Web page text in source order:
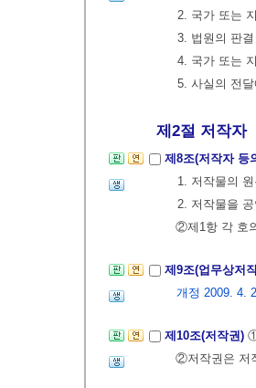
2. 국가 또는
3. 법원의 판
4. 국가 또는
5. 사실의 전
제2절 저작자
제8조(저작자 등
1. 저작물의
2. 저작물을
②제1항 각 호
제9조(업무상저
개정 2009. 4.
제10조(저작권)
②저작권은 저